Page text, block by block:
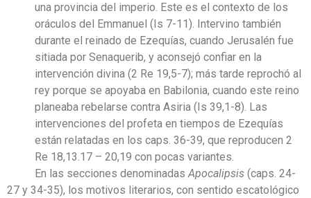
una provincia del imperio. Este es el contexto de los
oráculos del Emmanuel (Is 7-11). Intervino también
durante el reinado de Ezequías, cuando Jerusalén fue
sitiada por Senaquerib, y aconsejó confiar en la
intervención divina (2 Re 19,5-7); más tarde reprochó al
rey porque se apoyaba en Babilonia, cuando este reino
planeaba rebelarse contra Asiria (Is 39,1-8). Las
intervenciones del profeta en tiempos de Ezequías
están relatadas en los caps. 36-39, que reproducen 2
Re 18,13.17 – 20,19 con pocas variantes.
En las secciones denominadasApocalipsis (caps. 24-
27 y 34-35), los motivos literarios, con sentido escatológico